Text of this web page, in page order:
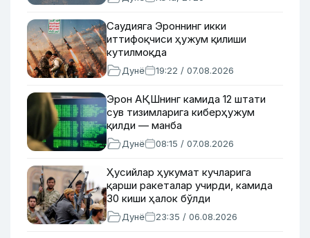
Саудияга Эроннинг икки
иттифоқчиси ҳужум қилиши
кутилмоқда
Дунё 19:22 / 07.08.2026
Эрон АҚШнинг камида 12 штати
сув тизимларига киберҳужум
қилди — манба
Дунё 08:15 / 07.08.2026
Ҳусийлар ҳукумат кучларига
қарши ракеталар учирди, камида
30 киши ҳалок бўлди
Дунё 23:35 / 06.08.2026